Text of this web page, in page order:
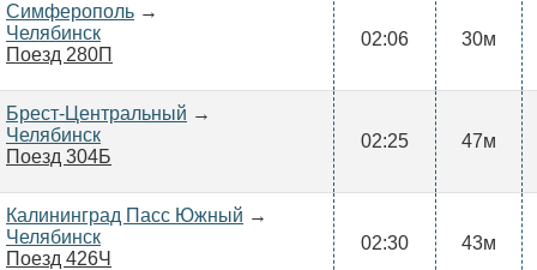
Симферополь →
Челябинск
Поезд 280П
02:06 30м
Брест-Центральный →
Челябинск
Поезд 304Б
02:25 47м
Калининград Пасс Южный →
Челябинск
Поезд 426Ч
02:30 43м